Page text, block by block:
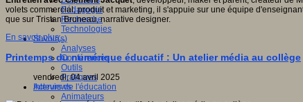
Pédagogie
Recherche
Technologies
Savoir(s)
Analyses
Conférences
Outils
Pratiques
Acteurs de l'éducation
Animateurs
volets commercial, produit et marketing, il s'appuie sur une équipe
que sur Tristan Bruneau, narrative designer.
En savoir plus...
Printemps du numérique éducatif : Un atelier média au collège
vendredi, 04 avril 2025
Interviews